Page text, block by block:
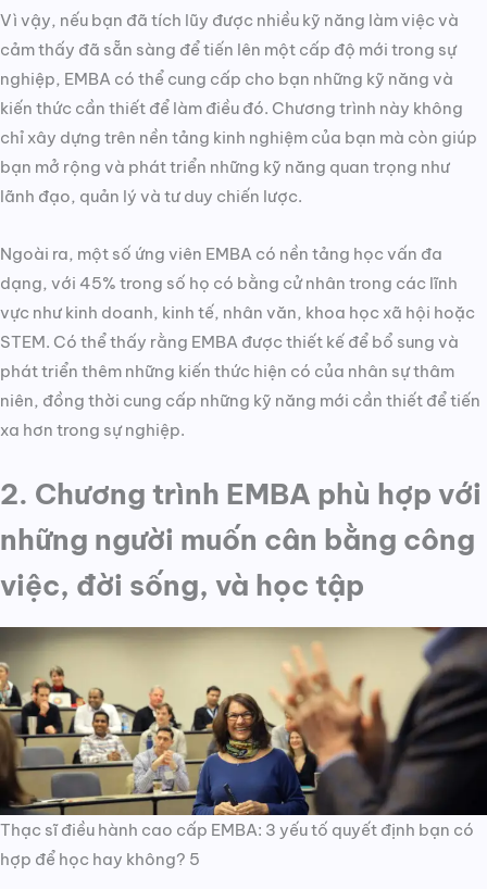
Vì vậy, nếu bạn đã tích lũy được nhiều kỹ năng làm việc và
cảm thấy đã sẵn sàng để tiến lên một cấp độ mới trong sự
nghiệp, EMBA có thể cung cấp cho bạn những kỹ năng và
kiến thức cần thiết để làm điều đó. Chương trình này không
chỉ xây dựng trên nền tảng kinh nghiệm của bạn mà còn giúp
bạn mở rộng và phát triển những kỹ năng quan trọng như
lãnh đạo, quản lý và tư duy chiến lược.
Ngoài ra, một số ứng viên EMBA có nền tảng học vấn đa
dạng, với 45% trong số họ có bằng cử nhân trong các lĩnh
vực như kinh doanh, kinh tế, nhân văn, khoa học xã hội hoặc
STEM. Có thể thấy rằng EMBA được thiết kế để bổ sung và
phát triển thêm những kiến thức hiện có của nhân sự thâm
niên, đồng thời cung cấp những kỹ năng mới cần thiết để tiến
xa hơn trong sự nghiệp.
2. Chương trình EMBA phù hợp với
những người muốn cân bằng công
việc, đời sống, và học tập
Thạc sĩ điều hành cao cấp EMBA: 3 yếu tố quyết định bạn có
hợp để học hay không? 5